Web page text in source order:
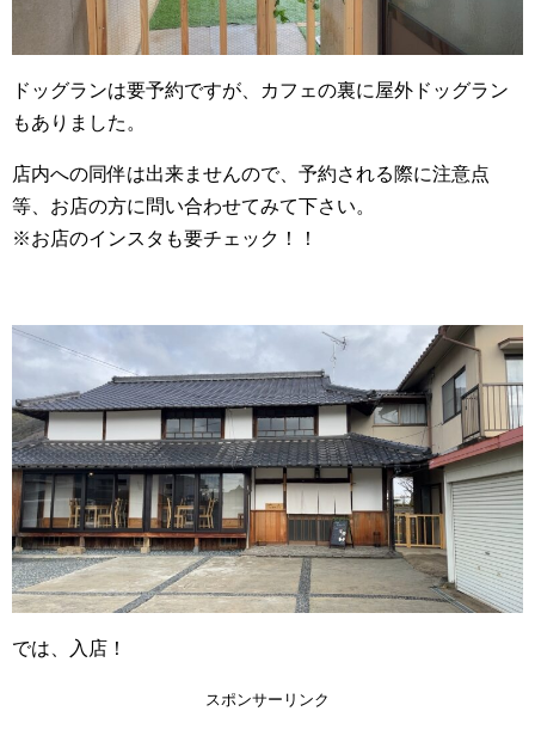
ドッグランは要予約ですが、カフェの裏に屋外ドッグラン
もありました。
店内への同伴は出来ませんので、予約される際に注意点
等、お店の方に問い合わせてみて下さい。
※お店のインスタも要チェック！！
では、入店！
スポンサーリンク